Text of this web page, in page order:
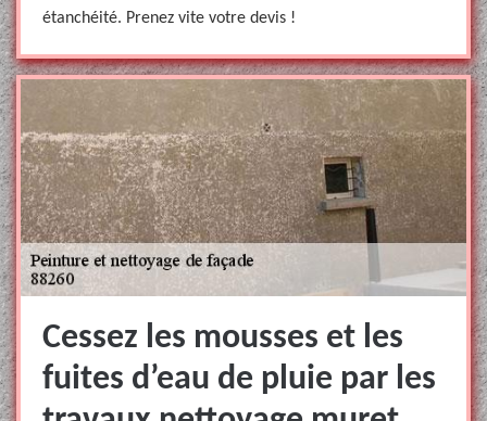
étanchéité. Prenez vite votre devis !
Cessez les mousses et les
fuites d’eau de pluie par les